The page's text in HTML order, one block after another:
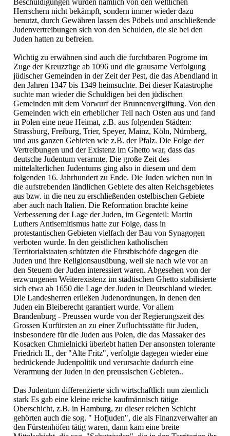
Beschuldigungen wurden nämlich von den weltlichen
Herrschern nicht bekämpft, sondern immer wieder dazu
benutzt, durch Gewähren lassen des Pöbels und anschließende
Judenvertreibungen sich von den Schulden, die sie bei den
Juden hatten zu befreien.
Wichtig zu erwähnen sind auch die furchtbaren Pogrome im
Zuge der Kreuzzüge ab 1096 und die grausame Verfolgung
jüdischer Gemeinden in der Zeit der Pest, die das Abendland in
den Jahren 1347 bis 1349 heimsuchte. Bei dieser Katastrophe
suchte man wieder die Schuldigen bei den jüdischen
Gemeinden mit dem Vorwurf der Brunnenvergiftung. Von den
Gemeinden wich ein erheblicher Teil nach Osten aus und fand
in Polen eine neue Heimat, z.B. aus folgenden Städten:
Strassburg, Freiburg, Trier, Speyer, Mainz, Köln, Nürnberg,
und aus ganzen Gebieten wie z.B. der Pfalz. Die Folge der
Vertreibungen und der Existenz im Ghetto war, dass das
deutsche Judentum verarmte. Die große Zeit des
mittelalterlichen Judentums ging also in diesem und dem
folgenden 16. Jahrhundert zu Ende. Die Juden wichen nun in
die aufstrebenden ländlichen Gebiete des alten Reichsgebietes
aus bzw. in die neu zu erschließenden ostelbischen Gebiete
aber auch nach Italien. Die Reformation brachte keine
Verbesserung der Lage der Juden, im Gegenteil: Martin
Luthers Antisemitismus hatte zur Folge, dass in
protestantischen Gebieten vielfach der Bau von Synagogen
verboten wurde. In den geistlichen katholischen
Territorialstaaten schützten die Fürstbischöfe dagegen die
Juden und ihre Religionsausübung, weil sie nach wie vor an
den Steuern der Juden interessiert waren. Abgesehen von der
erzwungenen Weiterexistenz im städtischen Ghetto stabilisierte
sich etwa ab 1650 die Lage der Juden in Deutschland wieder.
Die Landesherren erließen Judenordnungen, in denen den
Juden ein Bleiberecht garantiert wurde. Vor allem
Brandenburg - Preussen wurde von der Regierungszeit des
Grossen Kurfürsten an zu einer Zufluchtsstätte für Juden,
insbesondere für die Juden aus Polen, die das Massaker des
Kosacken Chmielnicki überlebt hatten Der ansonsten tolerante
Friedrich II., der "Alte Fritz", verfolgte dagegen wieder eine
bedrückende Judenpolitik und verursachte dadurch eine
Verarmung der Juden in den preussischen Gebieten..
Das Judentum differenzierte sich wirtschaftlich nun ziemlich
stark Es gab eine kleine reiche kaufmännisch tätige
Oberschicht, z.B. in Hamburg, zu dieser reichen Schicht
gehörten auch die sog. " Hofjuden", die als Finanzverwalter an
den Fürstenhöfen tätig waren, dann kam eine breite